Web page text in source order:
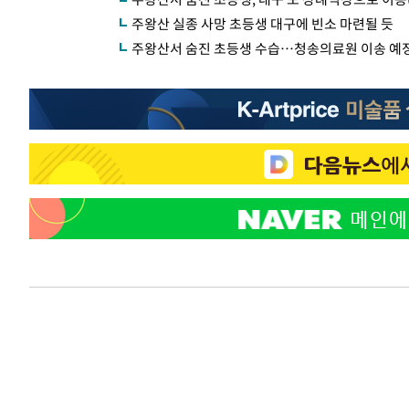
주왕산 실종 사망 초등생 대구에 빈소 마련될 듯
주왕산서 숨진 초등생 수습…청송의료원 이송 예